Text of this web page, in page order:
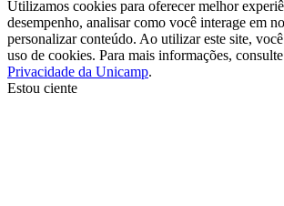
Utilizamos cookies para oferecer melhor
desempenho, analisar como você interage em
personalizar conteúdo. Ao utilizar este site,
uso de cookies. Para mais informações,
Privacidade da Unicamp.
Estou ciente